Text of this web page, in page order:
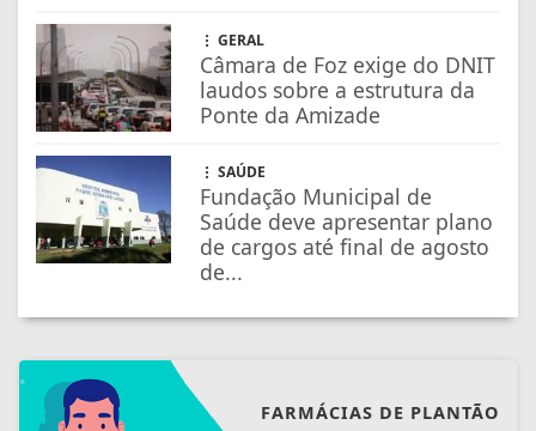
GERAL
Câmara de Foz exige do DNIT
laudos sobre a estrutura da
Ponte da Amizade
SAÚDE
Fundação Municipal de
Saúde deve apresentar plano
de cargos até final de agosto
de...
FARMÁCIAS DE PLANTÃO